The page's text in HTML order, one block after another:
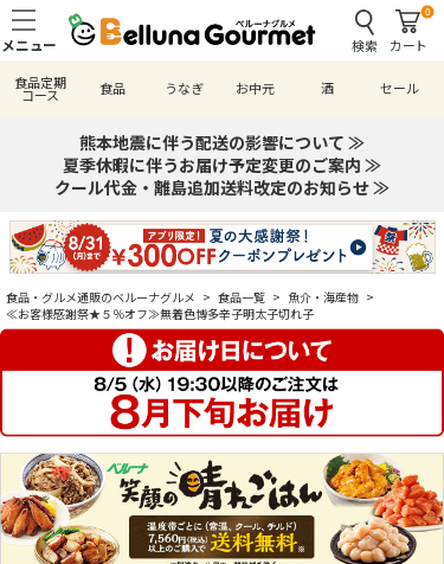
検索
0
カート
食品定期
コース 食品 うなぎ お中元 酒 セール
熊本地震に伴う配送の影響について ≫
夏季休暇に伴うお届け予定変更のご案内 ≫
クール代金・離島追加送料改定のお知らせ ≫
食品・グルメ通販のベルーナグルメ > 食品一覧 > 魚介・海産物 >
≪お客様感謝祭★５％オフ≫無着色博多辛子明太子切れ子